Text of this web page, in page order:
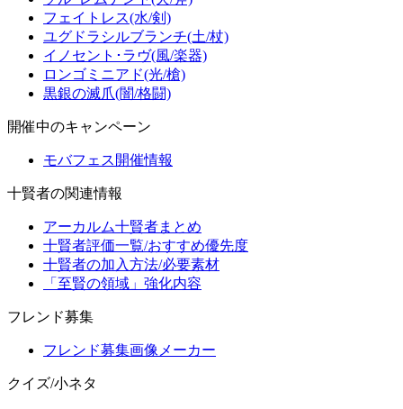
フェイトレス(水/剣)
ユグドラシルブランチ(土/杖)
イノセント･ラヴ(風/楽器)
ロンゴミニアド(光/槍)
黒銀の滅爪(闇/格闘)
開催中のキャンペーン
モバフェス開催情報
十賢者の関連情報
アーカルム十賢者まとめ
十賢者評価一覧/おすすめ優先度
十賢者の加入方法/必要素材
「至賢の領域」強化内容
フレンド募集
フレンド募集画像メーカー
クイズ/小ネタ